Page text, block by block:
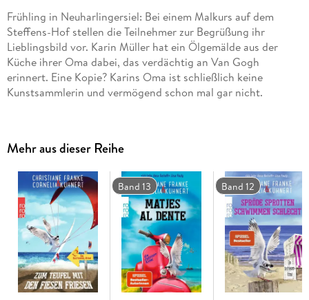
Frühling in Neuharlingersiel: Bei einem Malkurs auf dem
Steffens-Hof stellen die Teilnehmer zur Begrüßung ihr
Lieblingsbild vor. Karin Müller hat ein Ölgemälde aus der
Küche ihrer Oma dabei, das verdächtig an Van Gogh
erinnert. Eine Kopie? Karins Oma ist schließlich keine
Kunstsammlerin und vermögend schon mal gar nicht.
Henner nicht an einen Zufall und beginnen, der Sache auf
den Grund zu gehen.
«Ich liebe diese Reihe! ! !»Gisa Pauly
Mehr aus dieser Reihe
Band 13 Band 12